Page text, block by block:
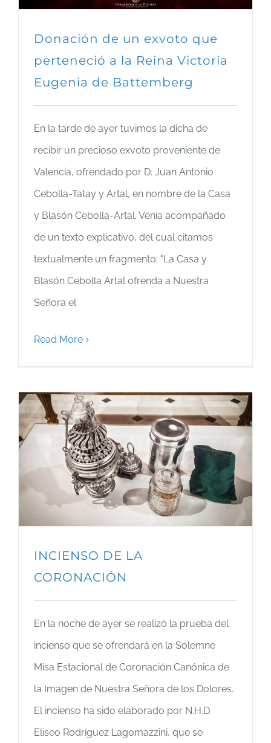
Donación de un exvoto que
perteneció a la Reina Victoria
Eugenia de Battemberg
En la tarde de ayer tuvimos la dicha de
recibir un precioso exvoto proveniente de
Valencia, ofrendado por D. Juan Antonio
Cebolla-Tatay y Artal, en nombre de la Casa
y Blasón Cebolla-Artal. Venía acompañado
de un texto explicativo, del cual citamos
textualmente un fragmento: "La Casa y
Blasón Cebolla Artal ofrenda a Nuestra
Señora el
Read More
INCIENSO DE LA
CORONACIÓN
INCIENSO DE LA
CORONACIÓN
En la noche de ayer se realizó la prueba del
incienso que se ofrendará en la Solemne
Misa Estacional de Coronación Canónica de
la Imagen de Nuestra Señora de los Dolores.
El incienso ha sido elaborado por N.H.D.
Eliseo Rodríguez Lagomazzini, que se